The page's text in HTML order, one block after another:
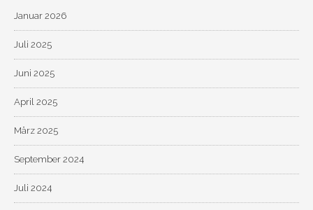
Januar 2026
Juli 2025
Juni 2025
April 2025
März 2025
September 2024
Juli 2024